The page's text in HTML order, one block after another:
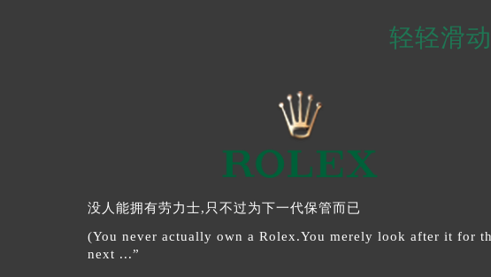
轻轻滑
没人能拥有劳力士,只不过为下一代保管而已
(You never actually own a Rolex.You merely look after it for
next ...”